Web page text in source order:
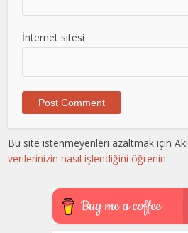
İnternet sitesi
Bu site istenmeyenleri azaltmak için
verilerinizin nasıl işlendiğini öğrenin.